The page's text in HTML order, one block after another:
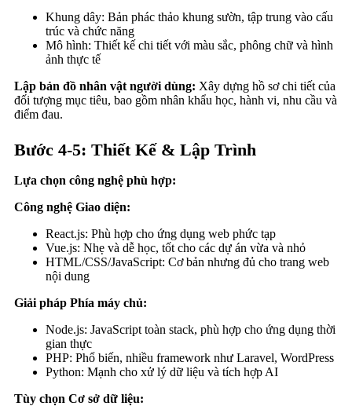
Khung dây: Bản phác thảo khung sườn, tập trung vào cấu
trúc và chức năng
Mô hình: Thiết kế chi tiết với màu sắc, phông chữ và hình
ảnh thực tế
Lập bản đồ nhân vật người dùng: Xây dựng hồ sơ chi tiết của
đối tượng mục tiêu, bao gồm nhân khẩu học, hành vi, nhu cầu và
điểm đau.
Bước 4-5: Thiết Kế & Lập Trình
Lựa chọn công nghệ phù hợp:
Công nghệ Giao diện:
React.js: Phù hợp cho ứng dụng web phức tạp
Vue.js: Nhẹ và dễ học, tốt cho các dự án vừa và nhỏ
HTML/CSS/JavaScript: Cơ bản nhưng đủ cho trang web
nội dung
Giải pháp Phía máy chủ:
Node.js: JavaScript toàn stack, phù hợp cho ứng dụng thời
gian thực
PHP: Phổ biến, nhiều framework như Laravel, WordPress
Python: Mạnh cho xử lý dữ liệu và tích hợp AI
Tùy chọn Cơ sở dữ liệu: